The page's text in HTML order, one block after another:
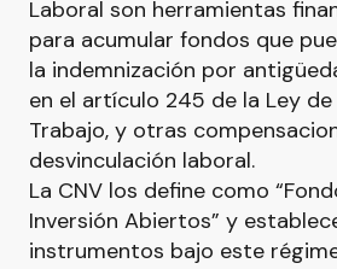
Laboral son herramientas
para acumular fondos que
la indemnización por
en el artículo 245 de la Ley
Trabajo, y otras
desvinculación laboral.
La CNV los define como
Inversión Abiertos” y
instrumentos bajo este